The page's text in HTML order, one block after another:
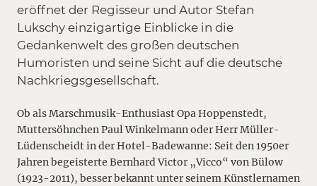
eröffnet der Regisseur und Autor Stefan
Lukschy einzigartige Einblicke in die
Gedankenwelt des großen deutschen
Humoristen und seine Sicht auf die deutsche
Nachkriegsgesellschaft.
Ob als Marschmusik-Enthusiast Opa Hoppenstedt,
Muttersöhnchen Paul Winkelmann oder Herr Müller-
Lüdenscheidt in der Hotel-Badewanne: Seit den 1950er
Jahren begeisterte Bernhard Victor „Vicco“ von Bülow
(1923-2011), besser bekannt unter seinem Künstlernamen